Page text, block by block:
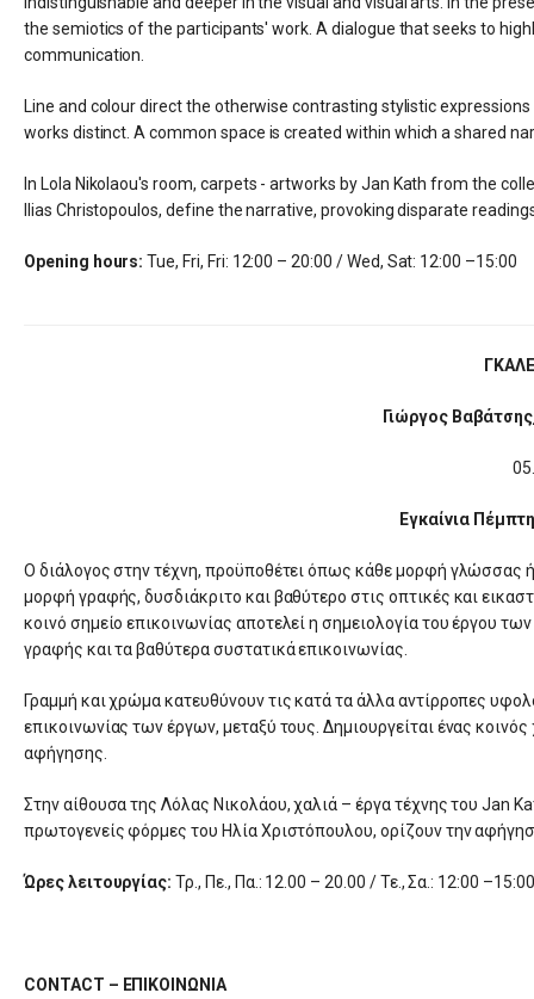
the semiotics of the participants' work. A dialogue that seeks to
communication.
Line and colour direct the otherwise contrasting stylistic
works distinct. A common space is created within which a shared
In Lola Nikolaou's room, carpets - artworks by Jan Kath from the
Ilias Christopoulos, define the narrative, provoking disparate
Opening hours: Tue, Fri, Fri: 12:00 – 20:00 / Wed, Sat: 12:00 –15:00
Γιώργος
Εγκαίνια
Ο διάλογος στην τέχνη, προϋποθέτει όπως κάθε μορφή γλώσσας ή
μορφή γραφής, δυσδιάκριτο και βαθύτερο στις οπτικές και
κοινό σημείο επικοινωνίας αποτελεί η σημειολογία του έργου
γραφής και τα βαθύτερα συστατικά επικοινωνίας.
Γραμμή και χρώμα κατευθύνουν τις κατά τα άλλα αντίρροπες
επικοινωνίας των έργων, μεταξύ τους. Δημιουργείται ένας
αφήγησης.
Στην αίθουσα της Λόλας Νικολάου, χαλιά – έργα τέχνης του Jan
πρωτογενείς φόρμες του Ηλία Χριστόπουλου, ορίζουν την
Ώρες λειτουργίας: Τρ., Πε., Πα.: 12.00 – 20.00 / Τε., Σα.: 12:00 –15:00
CONTACT – ΕΠΙΚΟΙΝΩΝΙΑ